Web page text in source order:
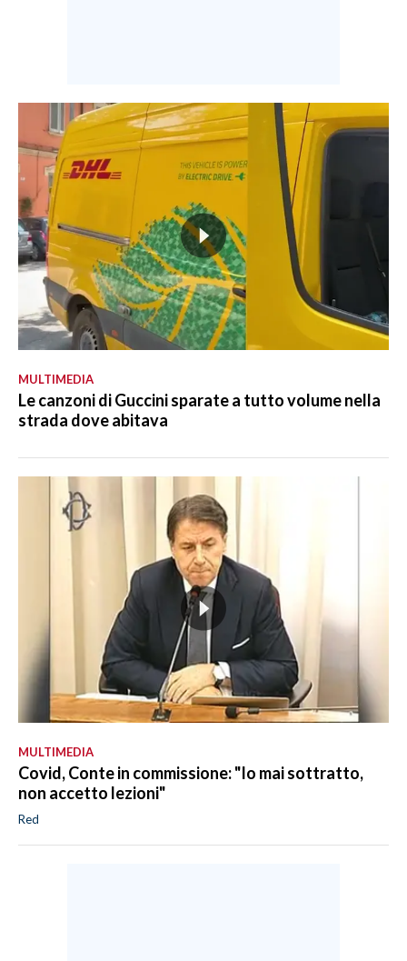
MULTIMEDIA
Le canzoni di Guccini sparate a tutto volume nella
strada dove abitava
MULTIMEDIA
Covid, Conte in commissione: "Io mai sottratto,
non accetto lezioni"
Red